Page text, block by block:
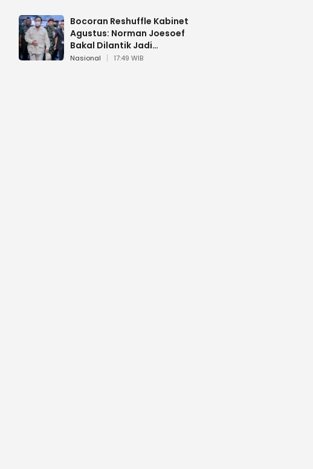
Bocoran Reshuffle Kabinet
Agustus: Norman Joesoef
Bakal Dilantik Jadi
Wamenhan RI
Nasional 17:49 WIB